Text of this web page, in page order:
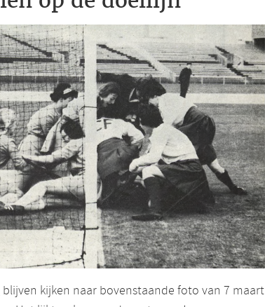
kijken naar bovenstaande foto van 7 maart